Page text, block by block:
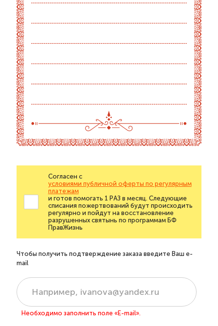
Согласен с
условиями публичной оферты по регулярным
платежам
и готов помогать 1 РАЗ в месяц. Следующие
списания пожертвований будут происходить
регулярно и пойдут на восстановление
разрушенных святынь по программам БФ
ПравЖизнь
Чтобы получить подтверждение заказа введите Ваш e-
mail
Необходимо заполнить поле «E-mail».